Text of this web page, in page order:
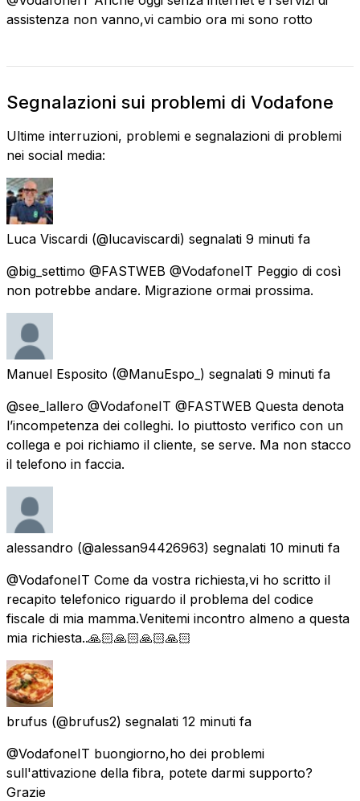
assistenza non vanno,vi cambio ora mi sono rotto
Segnalazioni sui problemi di Vodafone
Ultime interruzioni, problemi e segnalazioni di problemi
nei social media:
Luca Viscardi (@lucaviscardi) segnalati 9 minuti fa
@big_settimo @FASTWEB @VodafoneIT Peggio di così
non potrebbe andare. Migrazione ormai prossima.
Manuel Esposito (@ManuEspo_) segnalati 9 minuti fa
@see_lallero @VodafoneIT @FASTWEB Questa denota
l’incompetenza dei colleghi. Io piuttosto verifico con un
collega e poi richiamo il cliente, se serve. Ma non stacco
il telefono in faccia.
alessandro (@alessan94426963) segnalati 10 minuti fa
@VodafoneIT Come da vostra richiesta,vi ho scritto il
recapito telefonico riguardo il problema del codice
fiscale di mia mamma.Venitemi incontro almeno a questa
mia richiesta..🙏🏻🙏🏻🙏🏻🙏🏻
brufus (@brufus2) segnalati 12 minuti fa
@VodafoneIT buongiorno,ho dei problemi
sull'attivazione della fibra, potete darmi supporto?
Grazie